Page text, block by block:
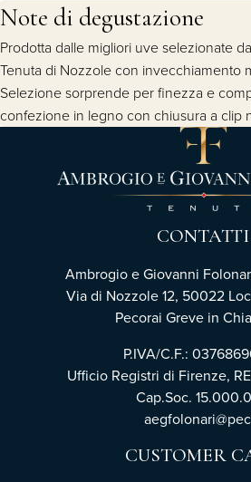
Note di degustazione
Prodotta dalle migliori uve selezionate
Tenuta di Nozzole con invecchiamento
Selezione sorprende per finezza e
confezione in legno con chiusura a clip
CONTATTI
Ambrogio e Giovanni
Via di Nozzole 12, 50022
Pecorai Greve in
P.IVA/C.F.:
Ufficio Registri di Firenze,
Cap.Soc.
CUSTOMER